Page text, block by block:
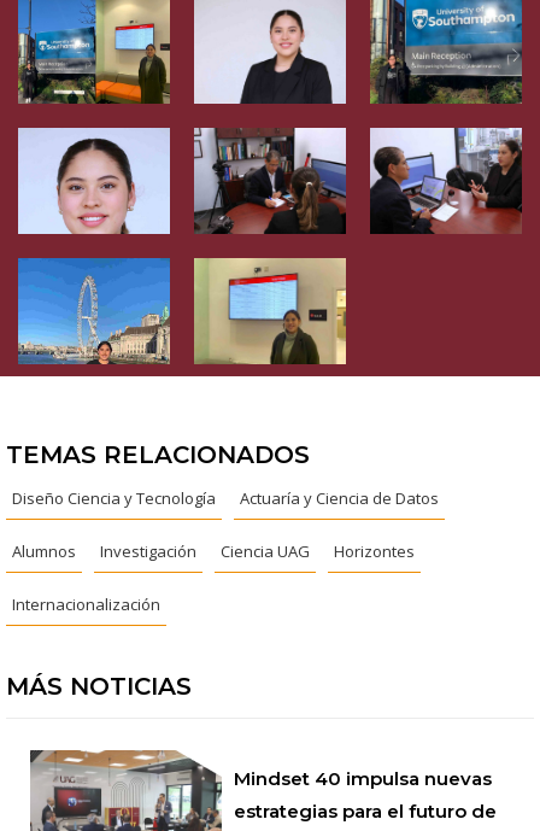
TEMAS RELACIONADOS
Diseño Ciencia y Tecnología Actuaría y Ciencia de Datos
Alumnos Investigación Ciencia UAG Horizontes
Internacionalización
MÁS NOTICIAS
Mindset 40 impulsa nuevas
estrategias para el futuro de